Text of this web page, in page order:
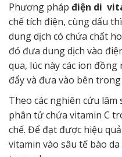
Phương pháp điện di
chế tích điện, cùng dấu
dung dịch có chứa chất
đó đưa dung dịch vào
qua, lúc này các ion
đẩy và đưa vào bên trong
Theo các nghiên cứu lâm
phân tử chứa vitamin C
chế. Để đạt được hiệu
vitamin vào sâu tế bào